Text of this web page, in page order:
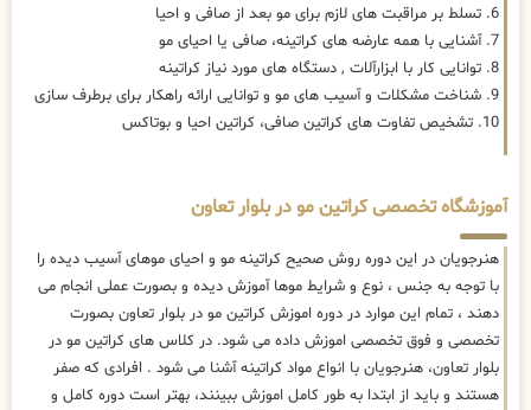
6. تسلط بر مراقبت های لازم برای مو بعد از صافی و احیا
7. آشنایی با همه عارضه های کراتینه، صافی یا احیای مو
8. توانایی کار با ابزارآلات , دستگاه های مورد نیاز کراتینه
9. شناخت مشکلات و آسیب های مو و توانایی ارائه راهکار برای برطرف سازی
10. تشخیص تفاوت های کراتین صافی، کراتین احیا و بوتاکس
آموزشگاه تخصصی کراتین مو در بلوار تعاون
هنرجویان در این دوره روش صحیح کراتینه مو و احیای موهای آسیب دیده را
با توجه به جنس ، نوع و شرایط موها آموزش دیده و بصورت عملی انجام می
دهند ، تمام این موارد در دوره اموزش کراتین مو در بلوار تعاون بصورت
تخصصی و فوق تخصصی اموزش داده می شود. در کلاس های کراتین مو در
بلوار تعاون، هنرجویان با انواع مواد کراتینه آشنا می شود . افرادی که صفر
هستند و باید از ابتدا به طور کامل اموزش ببینند، بهتر است دوره کامل و